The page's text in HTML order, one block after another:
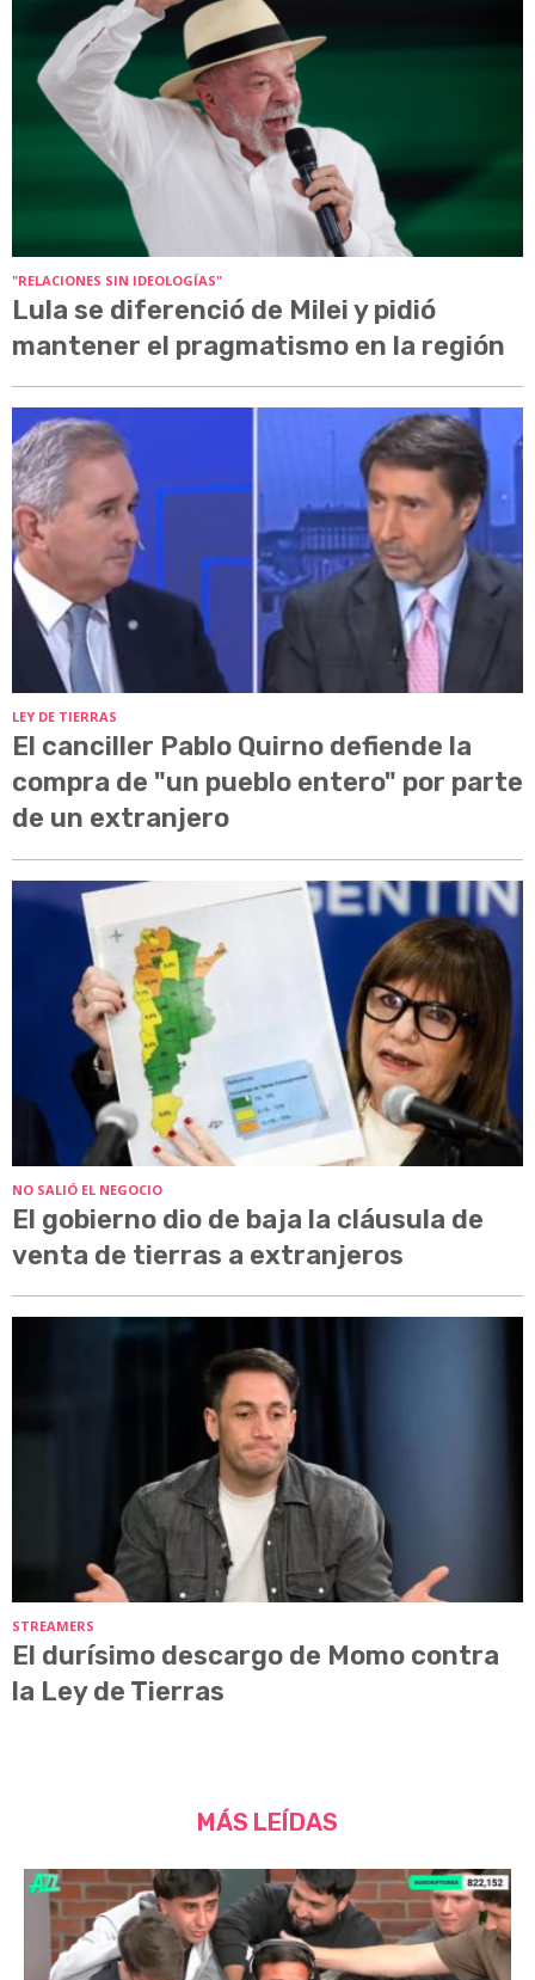
"RELACIONES SIN IDEOLOGÍAS"
Lula se diferenció de Milei y pidió
mantener el pragmatismo en la región
LEY DE TIERRAS
El canciller Pablo Quirno defiende la
compra de "un pueblo entero" por parte
de un extranjero
NO SALIÓ EL NEGOCIO
El gobierno dio de baja la cláusula de
venta de tierras a extranjeros
STREAMERS
El durísimo descargo de Momo contra
la Ley de Tierras
MÁS LEÍDAS